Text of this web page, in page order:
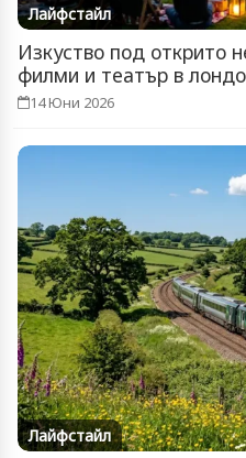
Лайфстайл
Изкуство под открито
филми и театър в
14 Юни 2026
Лайфстайл